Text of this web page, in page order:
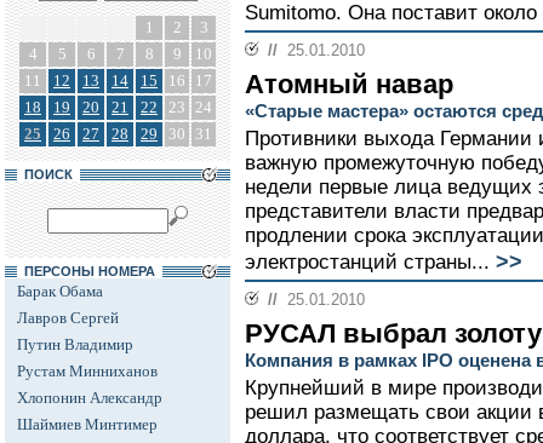
1 2
3
4
5 6 7 8 9
10
11
12 13 14 15 16
17
18
19 20 21 22 23 24
25
26 27 28 29 30 31
ПОИСК
ПЕРСОНЫ НОМЕРА
Барак Обама
Лавров Сергей
Путин Владимир
Рустам Минниханов
Хлопонин Александр
Шаймиев Минтимер
Sumitomo. Она поставит
// 25.01.2010
Атомный навар
«Старые мастера» остаются
Противники выхода Германии
важную промежуточную
недели первые лица ведущих
представители власти
продлении срока
электростанций страны... >>
// 25.01.2010
РУСАЛ выбрал
Компания в рамках IPO
Крупнейший в мире
решил размещать свои акции
доллара, что соответствует